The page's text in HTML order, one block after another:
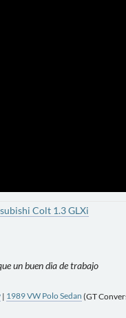
Colt 1.3 GLXi
un buen dia de trabajo
| 1989 VW Polo Sedan (GT